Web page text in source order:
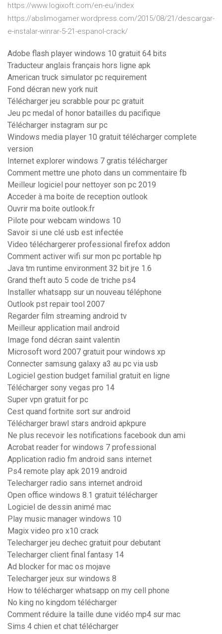
https://www.logixoft.com/en-eu/index
https://abslimogamer.wordpress.com/2015/08/21/descargar-
e-instalar-winrar-5-21-espanol-crack/
Adobe flash player windows 10 gratuit 64 bits
Traducteur anglais français hors ligne apk
American truck simulator pc requirement
Fond décran new york nuit
Télécharger jeu scrabble pour pc gratuit
Jeu pc medal of honor batailles du pacifique
Télécharger instagram sur pc
Windows media player 10 gratuit télécharger complete
version
Internet explorer windows 7 gratis télécharger
Comment mettre une photo dans un commentaire fb
Meilleur logiciel pour nettoyer son pc 2019
Acceder à ma boite de reception outlook
Ouvrir ma boite outlook.fr
Pilote pour webcam windows 10
Savoir si une clé usb est infectée
Video téléchargerer professional firefox addon
Comment activer wifi sur mon pc portable hp
Java tm runtime environment 32 bit jre 1.6
Grand theft auto 5 code de triche ps4
Installer whatsapp sur un nouveau téléphone
Outlook pst repair tool 2007
Regarder film streaming android tv
Meilleur application mail android
Image fond décran saint valentin
Microsoft word 2007 gratuit pour windows xp
Connecter samsung galaxy a3 au pc via usb
Logiciel gestion budget familial gratuit en ligne
Télécharger sony vegas pro 14
Super vpn gratuit for pc
Cest quand fortnite sort sur android
Télécharger brawl stars android apkpure
Ne plus recevoir les notifications facebook dun ami
Acrobat reader for windows 7 professional
Application radio fm android sans internet
Ps4 remote play apk 2019 android
Telecharger radio sans internet android
Open office windows 8.1 gratuit télécharger
Logiciel de dessin animé mac
Play music manager windows 10
Magix video pro x10 crack
Telecharger jeu dechec gratuit pour debutant
Telecharger client final fantasy 14
Ad blocker for mac os mojave
Telecharger jeux sur windows 8
How to télécharger whatsapp on my cell phone
No king no kingdom télécharger
Comment réduire la taille dune vidéo mp4 sur mac
Sims 4 chien et chat télécharger